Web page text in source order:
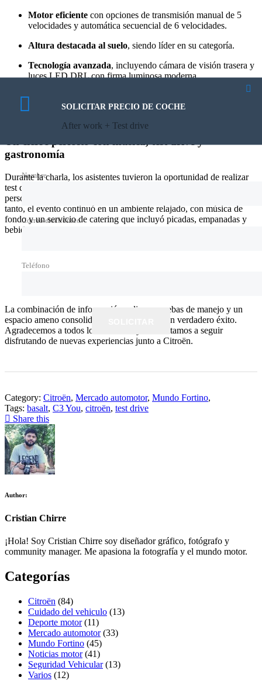
Motor eficiente con opciones de transmisión manual de 5
velocidades y automática secuencial de 6 velocidades.
Altura destacada al suelo, siendo líder en su categoría.
Tecnología avanzada, incluyendo cámara de visión trasera y
luces LED DRL con firma luminosa moderna.
Diseño práctico
rebatible que optimiza el espacio.
Un cierre perfecto con música, test drive y
gastronomía
Durante la charla, los asistentes tuvieron la oportunidad de realizar
test drives de las unidades disponibles, experimentando en primera
persona la calidad y las prestaciones de ambos modelos. Mientras
tanto, el evento continuó en un ambiente relajado, con música de
fondo y un servicio de catering que incluyó picadas, empanadas y
bebidas.
La combinación de información valiosa, pruebas de manejo y un
espacio ameno consolidó este evento como un verdadero éxito.
Agradecemos a todos los asistentes y los invitamos a seguir
disfrutando de nuevas experiencias junto a Citroën.
Category: Citroën, Mercado automotor, Mundo Fortino,
Tags: basalt, C3 You, citroën, test drive
Share this
Author:
Cristian Chirre
¡Hola! Soy Cristian Chirre soy diseñador gráfico, fotógrafo y
community manager. Me apasiona la fotografía y el mundo motor.
Categorías
Citroën (84)
Cuidado del vehiculo (13)
Deporte motor(11)
Mercado automotor(33)
Mundo Fortino (45)
Noticias motor(41)
Seguridad Vehicular(13)
Varios (12)
SOLICITAR PRECIO DE COCHE
After work + Test drive
Nombre
Correo electrónico
Teléfono